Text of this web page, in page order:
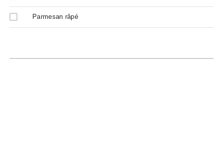
Parmesan râpé